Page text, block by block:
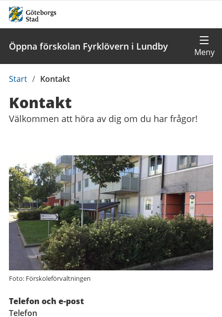
Öppna förskolan Fyrklövern i Lundby
Du
här:
Start / Kontakt
Kontakt
Välkommen att höra av dig om du har frågor!
Kontaktuppgifter
Foto: Förskoleförvaltningen
Telefon och e-post
Telefon